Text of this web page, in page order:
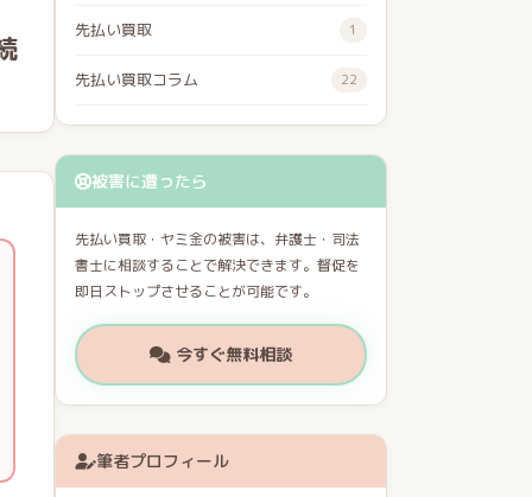
先払い買取 1
先払い買取コラム 22
被害に遭ったら
先払い買取・ヤミ金の被害は、弁護士・司法
書士に相談することで解決できます。督促を
即日ストップさせることが可能です。
今すぐ無料相談
筆者プロフィール